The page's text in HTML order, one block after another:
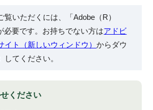
覧いただくには、「Adobe（R）
必要です。お持ちでない方はアドビ
イト（新しいウィンドウ）からダウ
してください。
ください